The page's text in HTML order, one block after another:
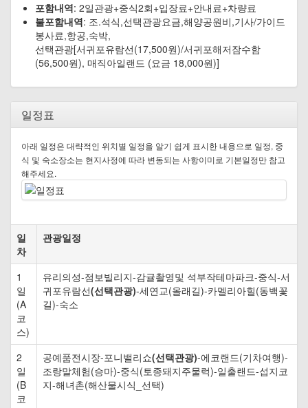
포함내역: 2일관광+중식2회+입장료+안내료+차량료
불포함내역: 조.석식,선택관광요금,해양공원비,기사/가이드
봉사료,항공,숙박,
선택관광[서귀포유람선(17,500원)/서귀포해저잠수함
(56,500원), 매직아일랜드 (요금 18,000원)]
일정표
아래 일정은 대략적인 위치별 일정을 알기 쉽게 표시한 내용으로 일정, 중
식 및 숙소장소는 현지사정에 따라 변동되는 사항이미로 기본일정만 참고
해주세요.
일
차
관광일정
1
일
(A
코
스)
유리의성-점보빌리지-감귤촬영및 석부작테마파크-중식-서
귀포유람선(선택관광)-세연교(올래길)-카멜리아힐(동백꽃
길)-숙소
2
일
(B
코
공예품전시장-포니밸리쇼(선택관광)-에코랜드(기차여행)-
조랑말체험(승마)-중식(토종돼지주물럭)-일출랜드-섭지코
지-해녀촌(해산물시식_선택)